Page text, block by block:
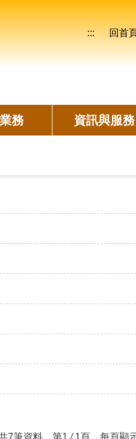
::: 回首
務 資訊與服務
7筆資料，第1 /1頁，每頁顯